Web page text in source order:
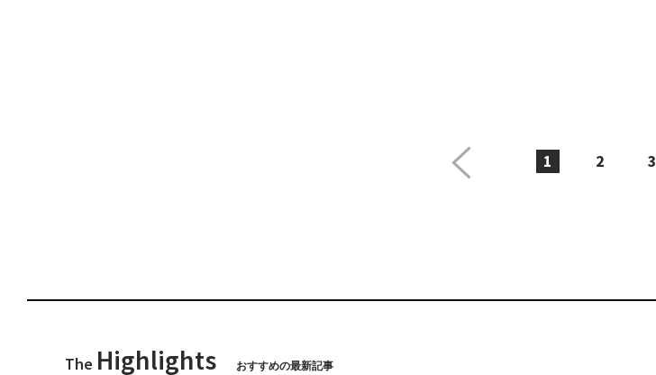
1 2 3
The Highlights おすすめの最新記事